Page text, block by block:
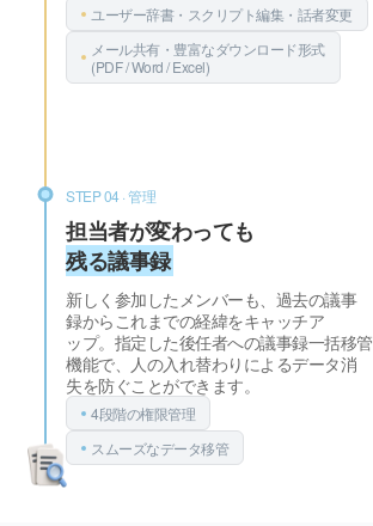
ユーザー辞書・スクリプト編集・話者変更
メール共有・豊富なダウンロード形式
(PDF / Word / Excel)
STEP 04 · 管理
担当者が変わっても
残る議事録
新しく参加したメンバーも、過去の議事
録からこれまでの経緯をキャッチア
ップ。指定した後任者への議事録一括移管
機能で、人の入れ替わりによるデータ消
失を防ぐことができます。
4段階の権限管理
スムーズなデータ移管